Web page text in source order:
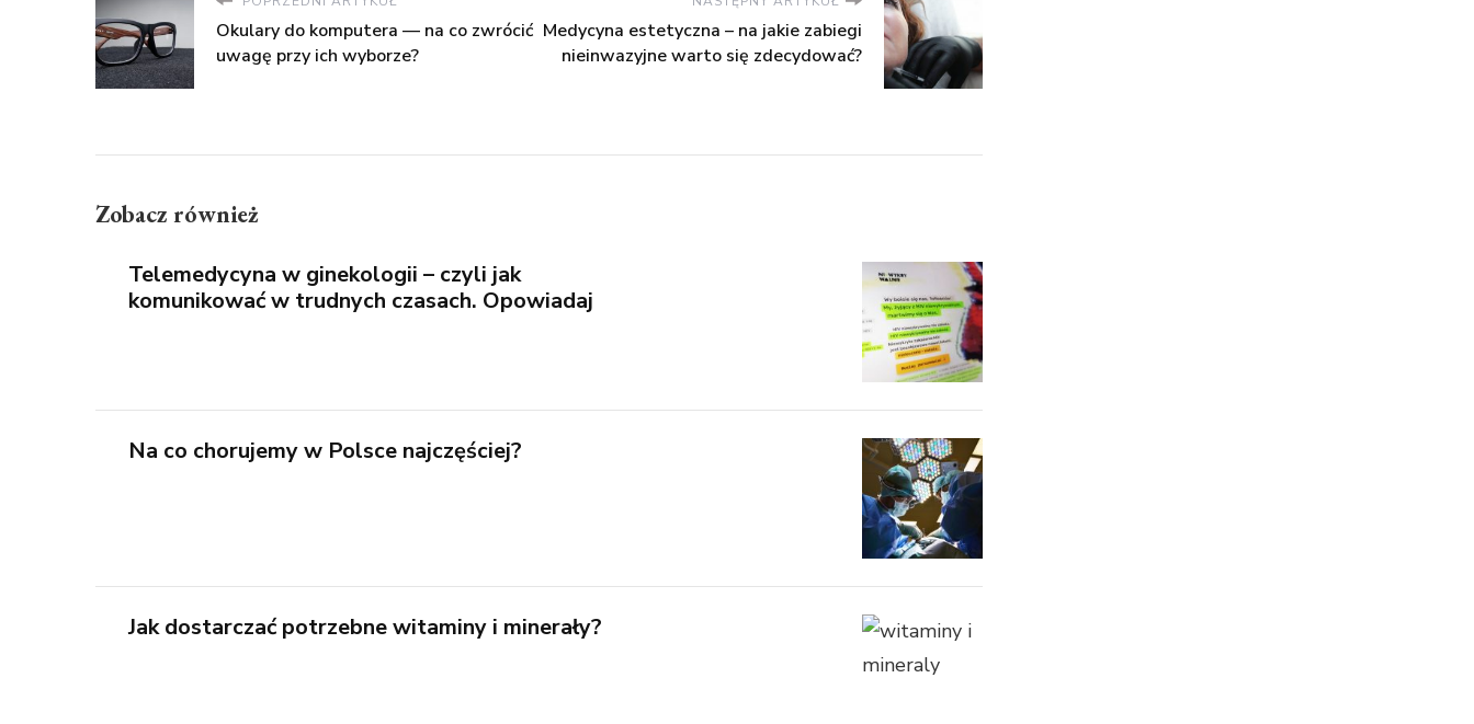
Okulary do komputera — na co zwrócić
uwagę przy ich wyborze?
Medycyna estetyczna – na jakie zabiegi
nieinwazyjne warto się zdecydować?
Zobacz również
Telemedycyna w ginekologii – czyli jak
komunikować w trudnych czasach. Opowiadaj
Na co chorujemy w Polsce najczęściej?
Jak dostarczać potrzebne witaminy i minerały?